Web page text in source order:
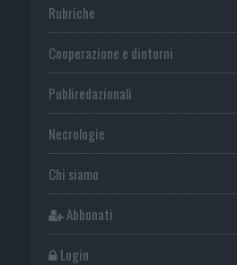
Rubriche
Cooperazione e dintorni
Publiredazionali
Necrologie
Chi siamo
Abbonati
Login